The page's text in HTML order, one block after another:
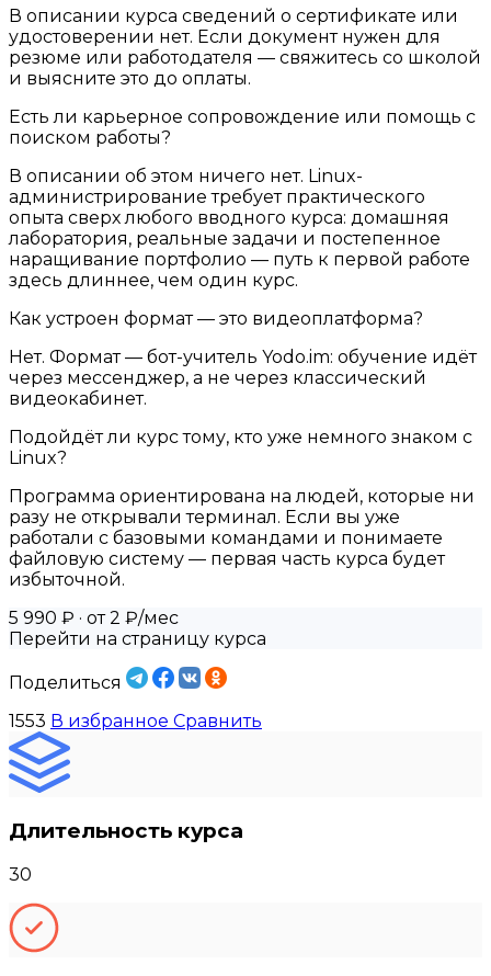
В описании курса сведений о сертификате или
удостоверении нет. Если документ нужен для
резюме или работодателя — свяжитесь со школой
и выясните это до оплаты.
Есть ли карьерное сопровождение или помощь с
поиском работы?
В описании об этом ничего нет. Linux-
администрирование требует практического
опыта сверх любого вводного курса: домашняя
лаборатория, реальные задачи и постепенное
наращивание портфолио — путь к первой работе
здесь длиннее, чем один курс.
Как устроен формат — это видеоплатформа?
Нет. Формат — бот-учитель Yodo.im: обучение идёт
через мессенджер, а не через классический
видеокабинет.
Подойдёт ли курс тому, кто уже немного знаком с
Linux?
Программа ориентирована на людей, которые ни
разу не открывали терминал. Если вы уже
работали с базовыми командами и понимаете
файловую систему — первая часть курса будет
избыточной.
5 990 ₽ · от 2 ₽/мес
Перейти на страницу курса
Поделиться
1553 В избранное Сравнить
Длительность курса
30